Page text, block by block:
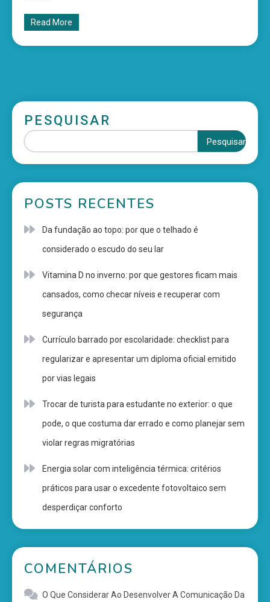
Read More
PESQUISAR
Pesquisar
POSTS RECENTES
Da fundação ao topo: por que o telhado é
considerado o escudo do seu lar
Vitamina D no inverno: por que gestores ficam mais
cansados, como checar níveis e recuperar com
segurança
Currículo barrado por escolaridade: checklist para
regularizar e apresentar um diploma oficial emitido
por vias legais
Trocar de turista para estudante no exterior: o que
pode, o que costuma dar errado e como planejar sem
violar regras migratórias
Energia solar com inteligência térmica: critérios
práticos para usar o excedente fotovoltaico sem
desperdiçar conforto
COMENTÁRIOS
O Que Considerar Ao Desenvolver A Comunicação Da